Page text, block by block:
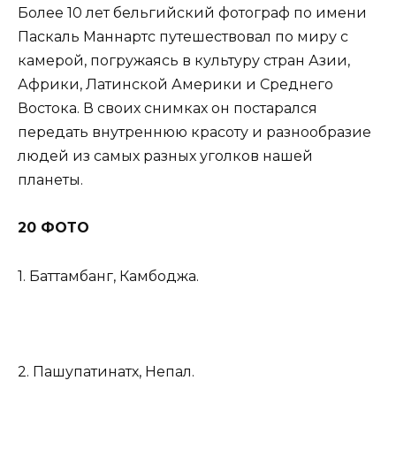
Более 10 лет бельгийский фотограф по имени
Паскаль Маннартс путешествовал по миру с
камерой, погружаясь в культуру стран Азии,
Африки, Латинской Америки и Среднего
Востока. В своих снимках он постарался
передать внутреннюю красоту и разнообразие
людей из самых разных уголков нашей
планеты.
20 ФОТО
1. Баттамбанг, Камбоджа.
2. Пашупатинатх, Непал.